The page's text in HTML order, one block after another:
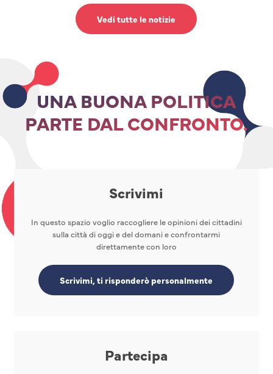
Vedi tutte le notizie
UNA BUONA POLITICA
PARTE DAL CONFRONTO.
Scrivimi
In questo spazio voglio raccogliere le opinioni dei cittadini
sulla città di oggi e del domani e confrontarmi
direttamente con loro
Scrivimi, ti risponderò personalmente
Partecipa